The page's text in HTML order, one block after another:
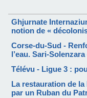
Ghjurnate
notion de «
Corse-du-Sud -
l’eau. Sari-
Télévu - Ligue 3 :
La restauration de
par un Ruban du